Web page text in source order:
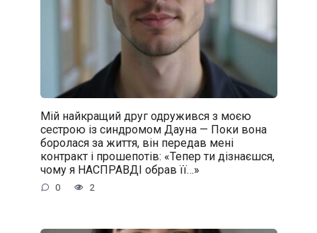
Мій найкращий друг одружився з моєю
сестрою із синдромом Дауна — Поки вона
боролася за життя, він передав мені
контракт і прошепотів: «Тепер ти дізнаєшся,
чому я НАСПРАВДІ обрав її…»
0 2